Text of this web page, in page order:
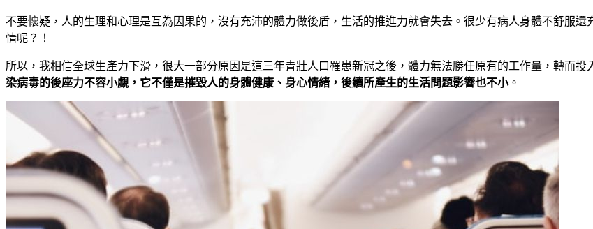
不要懷疑，人的生理和心理是互為因果的，沒有充沛的體力做後盾，生活的推進力就會失去。很少有病人身體不舒服
情呢？！
所以，我相信全球生產力下滑，很大一部分原因是這三年青壯人口罹患新冠之後，體力無法勝任原有的工作量，轉而
染病毒的後座力不容小覷，它不僅是摧毀人的身體健康、身心情緒，後續所產生的生活問題影響也不小。